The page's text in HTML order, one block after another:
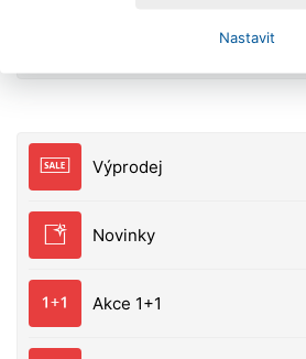
Nastavit
Výprodej
Novinky
Akce 1+1
proteiny, minerální soli a vitamíny
z lososa bohaté na obsah
Hrubá struktura ulehčuje práci
Vhodné na celoroční použití.20